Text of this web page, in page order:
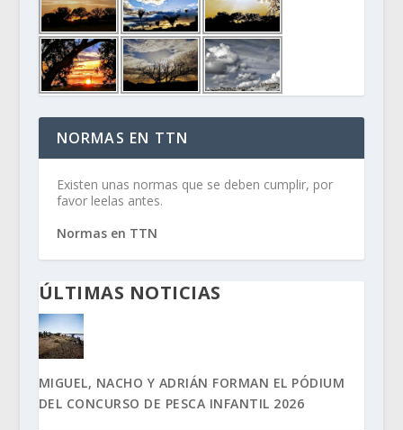
NORMAS EN TTN
Existen unas normas que se deben cumplir, por
favor leelas antes.
Normas en TTN
ÚLTIMAS NOTICIAS
MIGUEL, NACHO Y ADRIÁN FORMAN EL PÓDIUM
DEL CONCURSO DE PESCA INFANTIL 2026